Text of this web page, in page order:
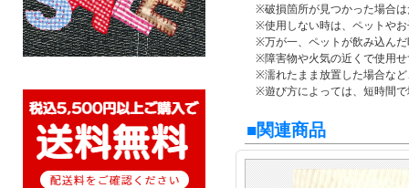
※破損箇所が見つかった場合は
※使用しない時は、ペットやお
※万が一、ペットが飲み込んだ
※障害物や火気の近くで使用せ
※濡れたまま放置した場合など
※遊び方によっては、短時間で
■関連商品